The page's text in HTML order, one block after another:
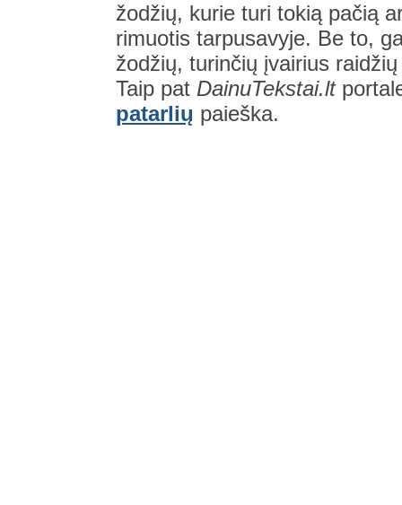
žodžių, kurie turi tokią pačią
rimuotis tarpusavyje. Be to,
žodžių, turinčių įvairius
Taip pat DainuTekstai.lt
patarlių paieška.